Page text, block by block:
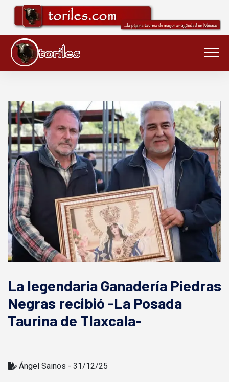
La legendaria Ganadería Piedras
Negras recibió -La Posada
Taurina de Tlaxcala-
Ángel Sainos - 31/12/25